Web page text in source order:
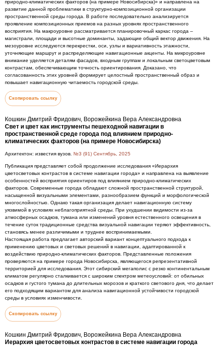
природно-климатических факторов (на примере Новосибирска)» и направлена на
развитие данной проблематики в структурно-композиционной организации
пространственной среды города. В работе последовательно анализируется
проявление композиционных приемов на разных уровнях пространственного
восприятия. На макроуровне рассматривается планировочный каркас города –
магистрали, площади и высотные доминанты, задающие общий вектор движения. На
мезоуровне исследуются перекрестки, оси, узлы и вариативность этажности,
уточняющие маршрут и распределяющие навигационные акценты. На микроуровне
внимание уделяется деталям фасадов, входным группам и локальным светоцветовым
контрастам, обеспечивающим точность ориентирования. Доказано, что
согласованность этих уровней формирует целостный пространственный образ и
повышает навигационную читаемость городской среды.
Скопировать ссылку
Кошкин Дмитрий Фридович, Ворожейкина Вера Александровна
Свет и цвет как инструменты пешеходной навигации в
пространственной среде города под влиянием природно-
климатических факторов (на примере Новосибирска)
Архитектон: известия вузов. №3 (91) Сентябрь, 2025
Публикация представляет собой продолжение исследования «Иерархия
цветосветовых контрастов в системе навигации города» и направлена на выявление
особенностей восприятия ориентиров под влиянием природно-климатических
факторов. Современные города обладают сложной пространственной структурой,
насыщенной визуальными элементами, разнообразием функций и морфологической
многослойностью. Однако такая организация делает навигационную систему
уязвимой в условиях неблагоприятной среды. При ухудшении видимости из-за
атмосферных осадков, тумана или изменений уровня естественного освещения в
течение суток традиционные средства визуальной навигации теряют эффективность,
становясь менее различимыми и труднее воспринимаемыми.
Настоящая работа предлагает авторский вариант концептуального подхода к
применению цветовых и световых решений в навигации, адаптированной к
воздействию природно-климатических факторов. Представленные положения
проверяются на примере города Новосибирска, являющегося репрезентативной
территорией для исследования. Этот сибирский мегаполис с резко континентальным
климатом регулярно сталкивается с широким спектром метеоусловий: от обильных
осадков и густого тумана до длительных морозов и краткого светового дня, что делает
его подходящим вариантом для анализа навигационной устойчивости городской
среды в условиях изменчивости.
Скопировать ссылку
Кошкин Дмитрий Фридович, Ворожейкина Вера Александровна
Иерархия цветосветовых контрастов в системе навигации города